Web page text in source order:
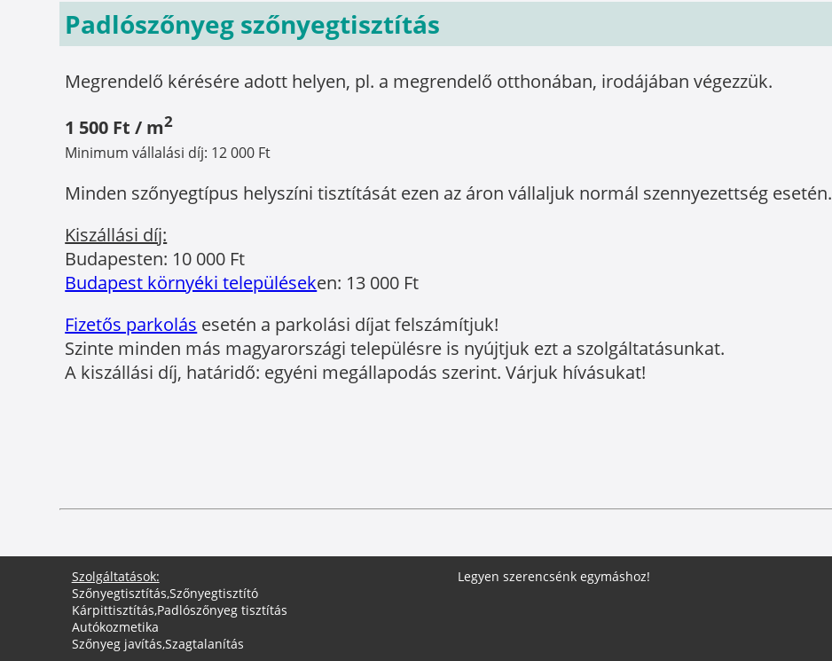
Padlószőnyeg szőnyegtisztítás
Megrendelő kérésére adott helyen, pl. a megrendelő otthonában, irodájában végezzük.
1 500 Ft / m2
Minimum vállalási díj: 12 000 Ft
Minden szőnyegtípus helyszíni tisztítását ezen az áron vállaljuk normál szennyezettség esetén.
Kiszállási díj:
Budapesten: 10 000 Ft
Budapest környéki településeken: 13 000 Ft
Fizetős parkolás esetén a parkolási díjat felszámítjuk!
Szinte minden más magyarországi településre is nyújtjuk ezt a szolgáltatásunkat.
A kiszállási díj, határidő: egyéni megállapodás szerint. Várjuk hívásukat!
Szolgáltatások:
Szőnyegtisztítás,Szőnyegtisztító
Kárpittisztítás,Padlószőnyeg tisztítás
Autókozmetika
Szőnyeg javítás,Szagtalanítás
Legyen szerencsénk egymáshoz!